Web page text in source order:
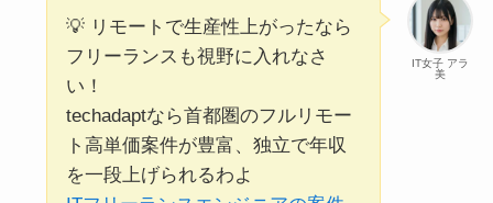
IT女子 アラ
美
💡 リモートで生産性上がったなら
フリーランスも視野に入れなさ
い！
techadaptなら首都圏のフルリモー
ト高単価案件が豊富、独立で年収
を一段上げられるわよ